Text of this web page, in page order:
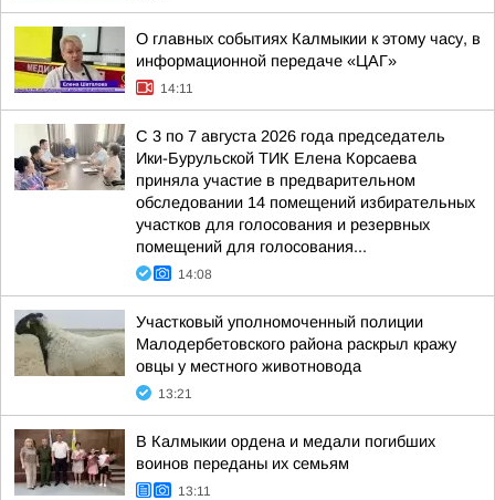
О главных событиях Калмыкии к этому часу, в
информационной передаче «ЦАГ»
14:11
С 3 по 7 августа 2026 года председатель
Ики-Бурульской ТИК Елена Корсаева
приняла участие в предварительном
обследовании 14 помещений избирательных
участков для голосования и резервных
помещений для голосования...
14:08
Участковый уполномоченный полиции
Малодербетовского района раскрыл кражу
овцы у местного животновода
13:21
В Калмыкии ордена и медали погибших
воинов переданы их семьям
13:11